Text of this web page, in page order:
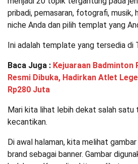
pribadi, pemasaran, fotografi, musik,
niche Anda dan pilih templat yang
Ini adalah template yang tersedia di
Baca Juga : Kejuaraan Badminton
Resmi Dibuka, Hadirkan Atlet
Rp280 Juta
Mari kita lihat lebih dekat salah
kecantikan.
Di awal halaman, kita melihat
brand sebagai banner. Gambar